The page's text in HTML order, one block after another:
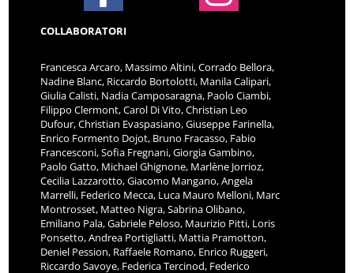
COLLABORATORI
Francesca Arcaro, Massimo Altini, Corrado Bellora,
Nadine Blanc, Riccardo Bortolotti, Manila Calipari,
Giulia Calisti, Nadia Camposaragna, Paolo Ciambi,
Filippo Clermont, Carol Di Vito, Christian Leo
Dufour, Christian Evaspasiano, Giuseppe Farinella,
Enrico Formento Dojot, Bruno Fracasso, Fabio
Francesconi, Sofia Fregnani, Giorgia Gambino,
Paolo Gatto, Michael Ghignone, Marlène Jorrioz,
Cecilia Lazzarotto, Giacomo Mangano, Angela
Marrelli, Federico Mecca, Luca Mauro Melloni, Marc
Montrosset, Matteo Nigra, Sabrina Olibano,
Emiliano Pala, Gabriele Peloso, Maurizio Pitti, Loris
Ponsetto, Andrea Portigliatti, Mattia Pramotton,
Deniel Pession, Raffaele Romano, Enrico Ruggeri,
Riccardo Savoye, Federica Tercinod, Federico